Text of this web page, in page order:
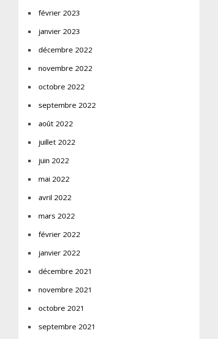
février 2023
janvier 2023
décembre 2022
novembre 2022
octobre 2022
septembre 2022
août 2022
juillet 2022
juin 2022
mai 2022
avril 2022
mars 2022
février 2022
janvier 2022
décembre 2021
novembre 2021
octobre 2021
septembre 2021